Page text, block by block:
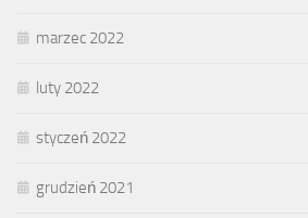
marzec 2022
luty 2022
styczeń 2022
grudzień 2021